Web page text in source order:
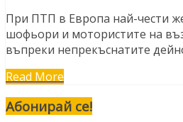
При ПТП в Европа най-чести
шофьори и мотористите на
въпреки непрекъснатите
Read More
Абонирай се!